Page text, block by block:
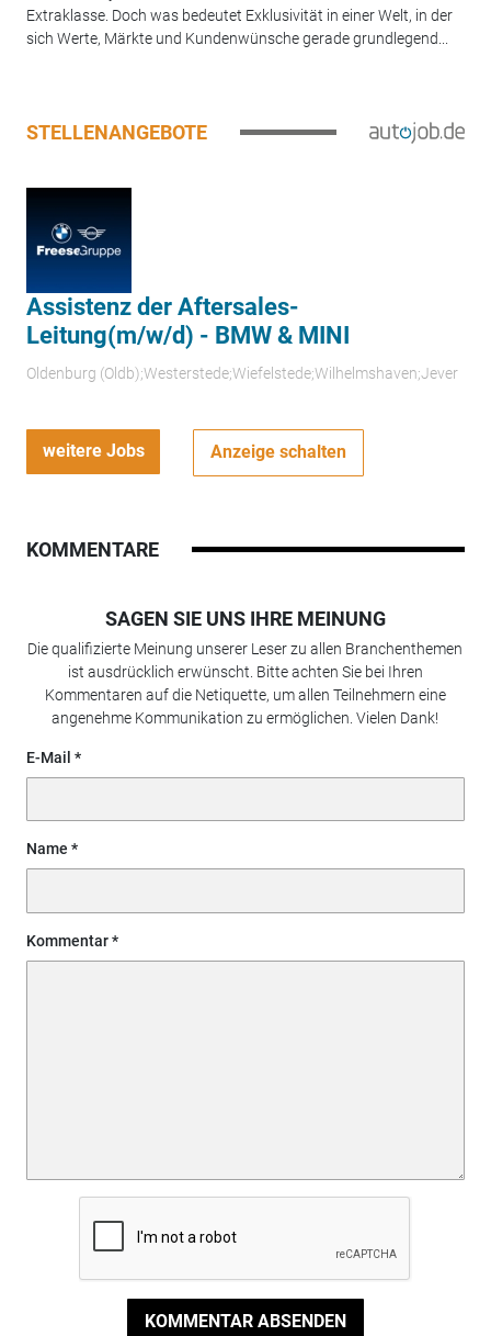
Extraklasse. Doch was bedeutet Exklusivität in einer Welt, in der
sich Werte, Märkte und Kundenwünsche gerade grundlegend...
STELLENANGEBOTE
Assistenz der Aftersales-
Leitung(m/w/d) - BMW & MINI
Oldenburg (Oldb);Westerstede;Wiefelstede;Wilhelmshaven;Jever
weitere Jobs Anzeige schalten
KOMMENTARE
SAGEN SIE UNS IHRE MEINUNG
Die qualifizierte Meinung unserer Leser zu allen Branchenthemen
ist ausdrücklich erwünscht. Bitte achten Sie bei Ihren
Kommentaren auf die Netiquette, um allen Teilnehmern eine
angenehme Kommunikation zu ermöglichen. Vielen Dank!
E-Mail
Name
Kommentar
KOMMENTAR ABSENDEN